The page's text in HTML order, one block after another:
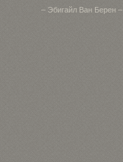
– Эбигайл Ван Берен –